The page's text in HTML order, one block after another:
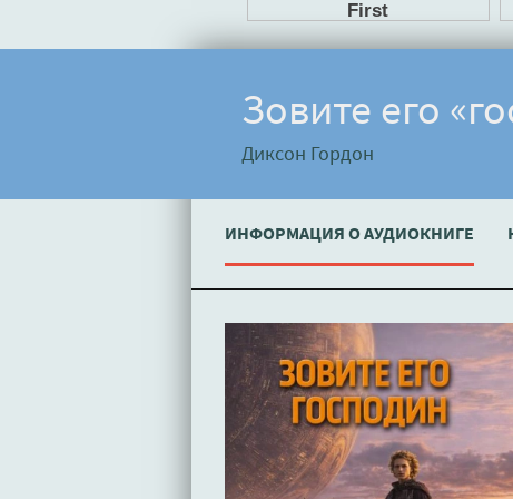
Зовите его
Диксон Гордон
ИНФОРМАЦИЯ О АУДИОКНИГЕ